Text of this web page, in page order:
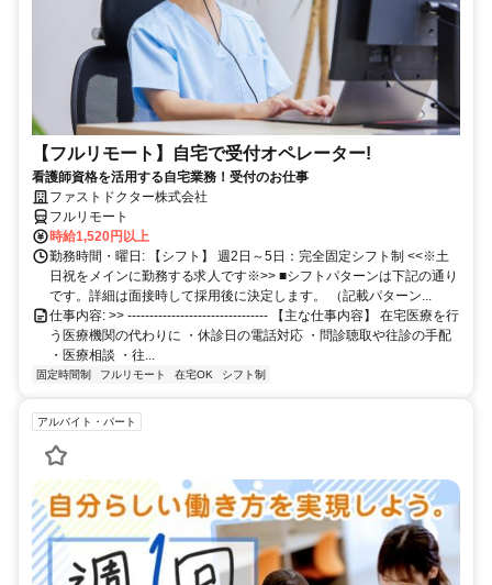
【フルリモート】自宅で受付オペレーター!
看護師資格を活用する自宅業務！受付のお仕事
ファストドクター株式会社
フルリモート
時給1,520円以上
勤務時間・曜日: 【シフト】 週2日～5日：完全固定シフト制 <<※土
日祝をメインに勤務する求人です※>> ■シフトパターンは下記の通り
です。詳細は面接時して採用後に決定します。 （記載パターン...
仕事内容: >> -------------------------------- 【主な仕事内容】 在宅医療を行
う医療機関の代わりに ・休診日の電話対応 ・問診聴取や往診の手配
・医療相談 ・往...
固定時間制 フルリモート 在宅OK シフト制
アルバイト・パート